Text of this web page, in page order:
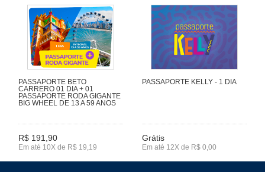
PASSAPORTE BETO
CARRERO 01 DIA + 01
PASSAPORTE RODA GIGANTE
BIG WHEEL DE 13 A 59 ANOS
R$ 191,90
Em até 10X de R$ 19,19
PASSAPORTE KELLY - 1 DIA
Grátis
Em até 12X de R$ 0,00